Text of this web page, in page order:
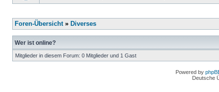
Foren-Übersicht» Diverses
Wer ist online?
Mitglieder in diesem Forum: 0 Mitglieder und 1 Gast
Powered by
Deutsche